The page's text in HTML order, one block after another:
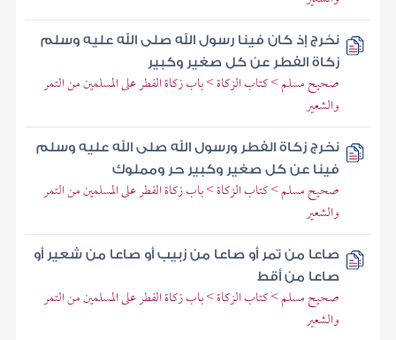
نخرج إذ كان فينا رسول الله صلى الله عليه وسلم
زكاة الفطر عن كل صغير وكبير
صحيح مسلم > كتاب الزكاة > باب زكاة الفطر على المسلمين من التمر
والشعير
نخرج زكاة الفطر ورسول الله صلى الله عليه وسلم
فينا عن كل صغير وكبير حر ومملوك
صحيح مسلم > كتاب الزكاة > باب زكاة الفطر على المسلمين من التمر
والشعير
صاعا من تمر أو صاعا من زبيب أو صاعا من شعير أو
صاعا من أقط
صحيح مسلم > كتاب الزكاة > باب زكاة الفطر على المسلمين من التمر
والشعير